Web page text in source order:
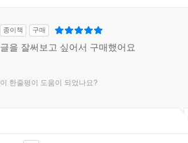
종이책 구매
글을 잘써보고 싶어서 구매했어요
이 한줄평이 도움이 되었나요?